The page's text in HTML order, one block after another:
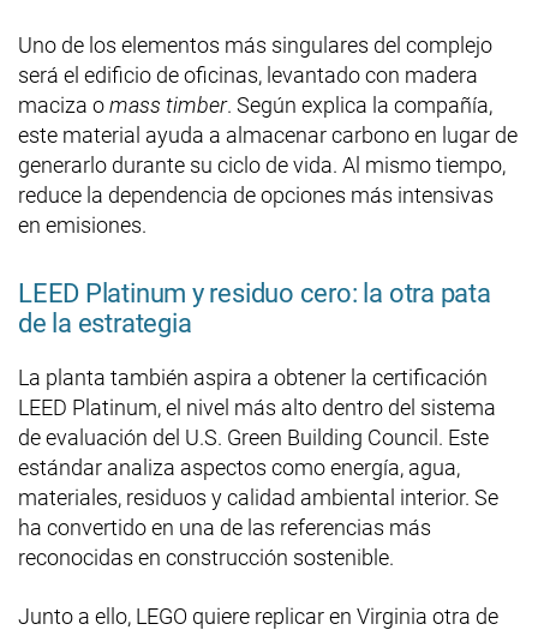
Uno de los elementos más singulares del complejo
será el edificio de oficinas, levantado con madera
maciza omass timber. Según explica la compañía,
este material ayuda a almacenar carbono en lugar de
generarlo durante su ciclo de vida. Al mismo tiempo,
reduce la dependencia de opciones más intensivas
en emisiones.
LEED Platinum y residuo cero: la otra pata
de la estrategia
La planta también aspira a obtener la certificación
LEED Platinum, el nivel más alto dentro del sistema
de evaluación del U.S. Green Building Council. Este
estándar analiza aspectos como energía, agua,
materiales, residuos y calidad ambiental interior. Se
ha convertido en una de las referencias más
reconocidas en construcción sostenible.
Junto a ello, LEGO quiere replicar en Virginia otra de